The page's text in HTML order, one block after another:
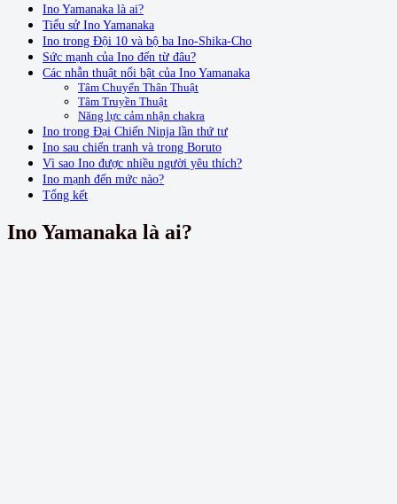
Ino Yamanaka là ai?
Tiểu sử Ino Yamanaka
Ino trong Đội 10 và bộ ba Ino-Shika-Cho
Sức mạnh của Ino đến từ đâu?
Các nhẫn thuật nổi bật của Ino Yamanaka
Tâm Chuyển Thân Thuật
Tâm Truyền Thuật
Năng lực cảm nhận chakra
Ino trong Đại Chiến Ninja lần thứ tư
Ino sau chiến tranh và trong Boruto
Vì sao Ino được nhiều người yêu thích?
Ino mạnh đến mức nào?
Tổng kết
Ino Yamanaka là ai?